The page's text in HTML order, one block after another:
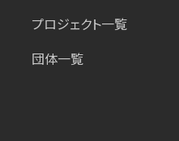
プロジェクト一覧
団体一覧